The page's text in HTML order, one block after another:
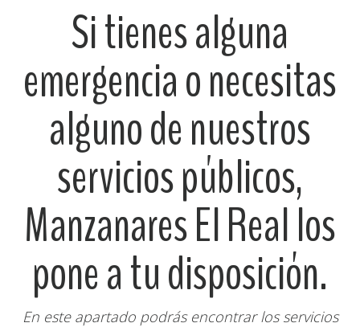
Si tienes alguna
emergencia o necesitas
alguno de nuestros
servicios públicos,
Manzanares El Real los
pone a tu disposición.
En este apartado podrás encontrar los servicios